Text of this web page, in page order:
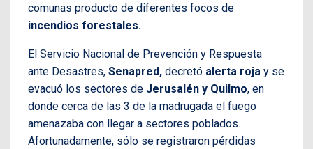
comunas producto de diferentes focos de
incendios forestales.
El Servicio Nacional de Prevención y Respuesta
ante Desastres, Senapred, decretó alerta roja y se
evacuó los sectores de Jerusalén y Quilmo, en
donde cerca de las 3 de la madrugada el fuego
amenazaba con llegar a sectores poblados.
Afortunadamente, sólo se registraron pérdidas